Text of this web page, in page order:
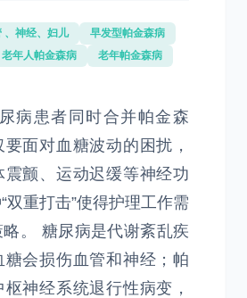
、神经、妇儿
早发型帕金森病
老年人帕金森病 老年帕金森病
患者同时合并帕金森
面对血糖波动的困扰，
震颤、运动迟缓等神经功
双重打击”使得护理工作需
。 糖尿病是代谢紊乱疾
糖会损伤血管和神经；帕
神经系统退行性病变，